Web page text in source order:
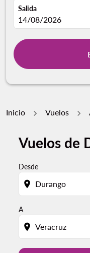
Salida
fc-booking-
14/08/2026
Inicio Vuelos
Vuelos de
Desde
location_on
A
location_on
Por favor, intente